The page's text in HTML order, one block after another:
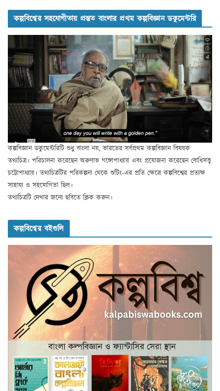
কল্পবিশ্বের সহযোগীতায় প্রস্তুত বাংলার প্রথম কল্পবিজ্ঞান ডকুমেন্টরি
কল্পবিজ্ঞান ডকুমেন্টরিটি শুধু বাংলা নয়, ভারতের সর্বপ্রথম কল্পবিজ্ঞান বিষয়ক
তথ্যচিত্র। পরিচালনা করেছেন অরুণাভ গঙ্গোপাধ্যায় এবং প্রযোজনা করেছেন বোধিসত্ত্ব
চট্টোপাধ্যায়। তথ্যচিত্রটির পরিকল্পনা থেকে শুটিং-এর প্রতি ক্ষেত্রে কল্পবিশ্বের প্রত্যক্ষ
সাহায্য ও সহযোগিতা ছিল।
তথ্যচিত্রটি দেখার জন্যে ছবিতে ক্লিক করুন।
কল্পবিশ্বের বইগুলি